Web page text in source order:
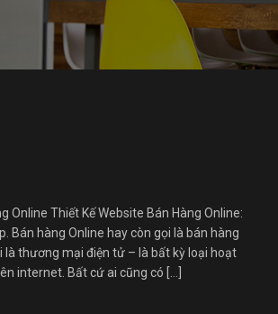
Online Thiết Kế Website Bán Hàng Online:
Bán hàng Online hay còn gọi là bán hàng
là thương mại điện tử – là bất kỳ loại hoạt
internet. Bất cứ ai cũng có […]